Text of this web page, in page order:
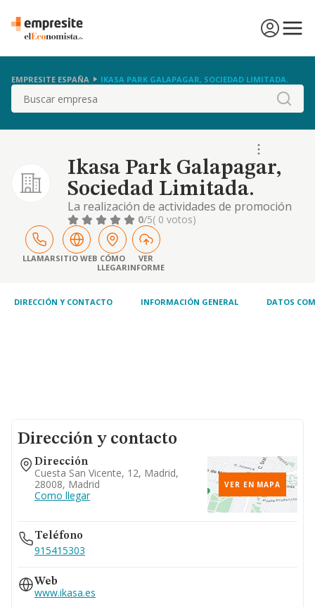
EMPRESITE ESPAÑA IKASA PARK GALAPAGAR, SOCIEDAD LIMITADA.
Buscar
Ikasa Park Galapagar,
Sociedad Limitada.
La realización de actividades de promoción
inmobiliaria y la compraventa de bienes
inmuebles por cuenta propia y ajena. en
concreto, la sociedad desarrollará, por sí o
por medio de terceros, las siguientes
actividades: a) promoción, adquisición,
construcción
0/5( 0 votos)
LLAMARSITIO WEB CÓMO
LLEGAR
VER
INFORME
DIRECCIÓN Y CONTACTO INFORMACIÓN GENERAL DATOS
Dirección y contacto
Dirección
Cuesta San Vicente, 12, Madrid,
28008, Madrid
Como llegar
VER EN MAPA
Teléfono
915415303
Web
www.ikasa.es